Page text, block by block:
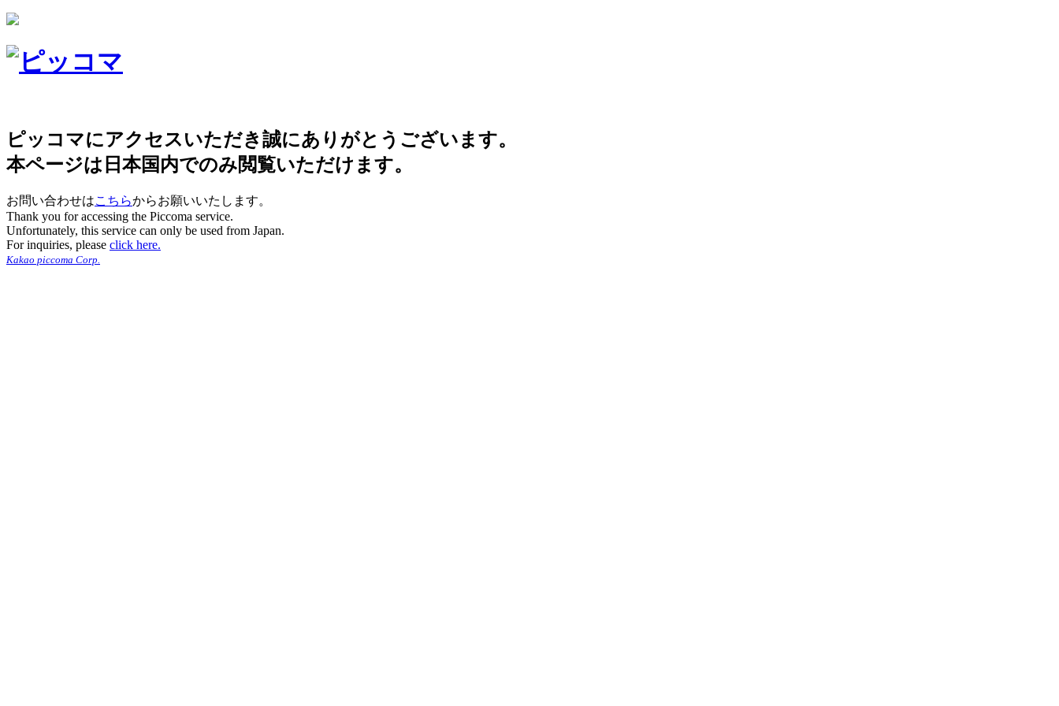
ピッコマにアクセスいただき誠にありがとうございます。
本ページは日本国内でのみ閲覧いただけます。
お問い合わせはこちらからお願いいたします。
Thank you for accessing the Piccoma service.
Unfortunately, this service can only be used from Japan.
For inquiries, please click here.
Kakao piccoma Corp.